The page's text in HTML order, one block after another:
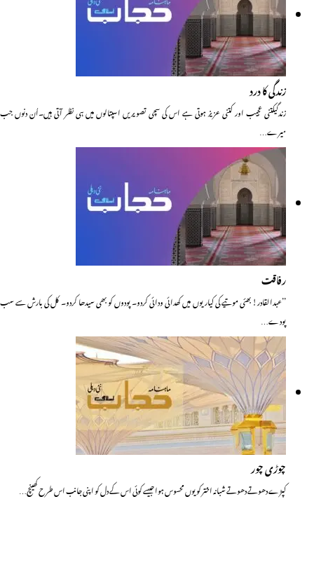
زندگی کا درد
زندگیکتنی عجیب اور کتنی عزیز ہوتی ہے اس کی سچی تصویریں اسپتالوں میں ہی نظر آتی ہیں۔اُن دنوں جب
میرے…
رفاقت
’’عبدالقادر! بھئی موتیے کی کیاریوں میں کھدائی ودائی کردو۔ پودوں کو بھی سیدھا کردو۔ کل کی بارش سے سب
پودے…
چوڑی چور
کپڑے دھوتے دھوتے شبانہ اختر کو یوں محسوس ہوا جیسے کوئی اس کے دل کو اپنی جانب اس طرح کھینچ…